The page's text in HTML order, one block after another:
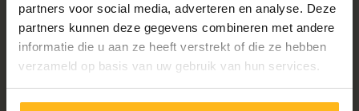
partners voor social media, adverteren en analyse. Deze
partners kunnen deze gegevens combineren met andere
informatie die u aan ze heeft verstrekt of die ze hebben
verzameld op basis van uw gebruik van hun services.